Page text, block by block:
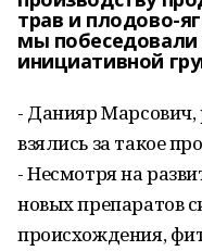
трав и плодово-
мы побеседовали
инициативной
- Данияр Марсович,
взялись за такое
- Несмотря на
новых препаратов
происхождения,